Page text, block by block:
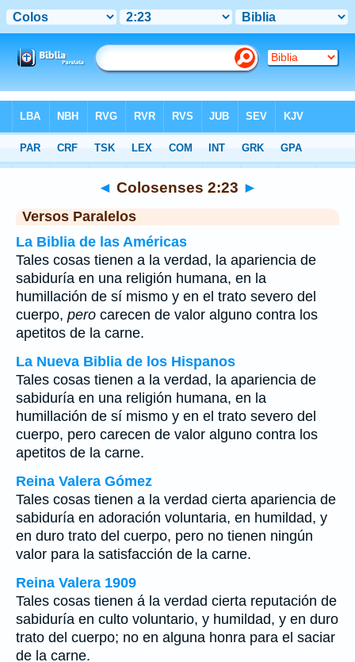
>Colosenses >Capítulo 2 > Verso 23
◄ Colosenses 2:23 ►
Versos Paralelos
La Biblia de las Américas
Tales cosas tienen a la verdad, la apariencia de
sabiduría en una religión humana, en la
humillación de sí mismo y en el trato severo del
cuerpo, pero carecen de valor alguno contra los
apetitos de la carne.
La Nueva Biblia de los Hispanos
Tales cosas tienen a la verdad, la apariencia de
sabiduría en una religión humana, en la
humillación de sí mismo y en el trato severo del
cuerpo, pero carecen de valor alguno contra los
apetitos de la carne.
Reina Valera Gómez
Tales cosas tienen a la verdad cierta apariencia de
sabiduría en adoración voluntaria, en humildad, y
en duro trato del cuerpo, pero no tienen ningún
valor para la satisfacción de la carne.
Reina Valera 1909
Tales cosas tienen á la verdad cierta reputación de
sabiduría en culto voluntario, y humildad, y en duro
trato del cuerpo; no en alguna honra para el saciar
de la carne.